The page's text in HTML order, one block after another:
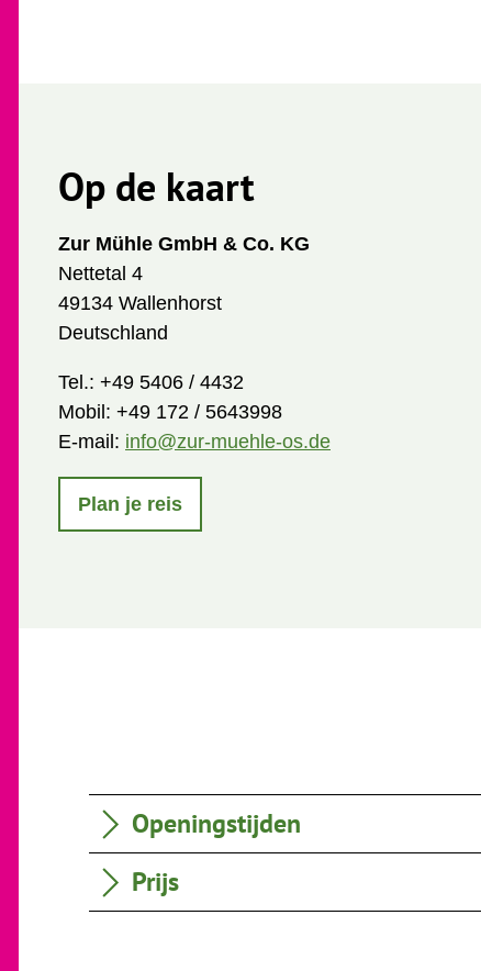
Op de kaart
Zur Mühle GmbH & Co. KG
Nettetal 4
49134 Wallenhorst
Deutschland
Tel.: +49 5406 / 4432
Mobil: +49 172 / 5643998
E-mail: info@zur-muehle-os.de
Plan je reis
Openingstijden
Prijs